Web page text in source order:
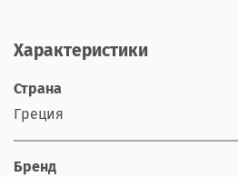
Характеристики
Страна
Греция
Бренд